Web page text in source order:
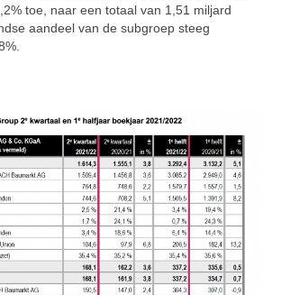
toe, naar een totaal van 1,51 miljard
aandeel van de subgroep steeg